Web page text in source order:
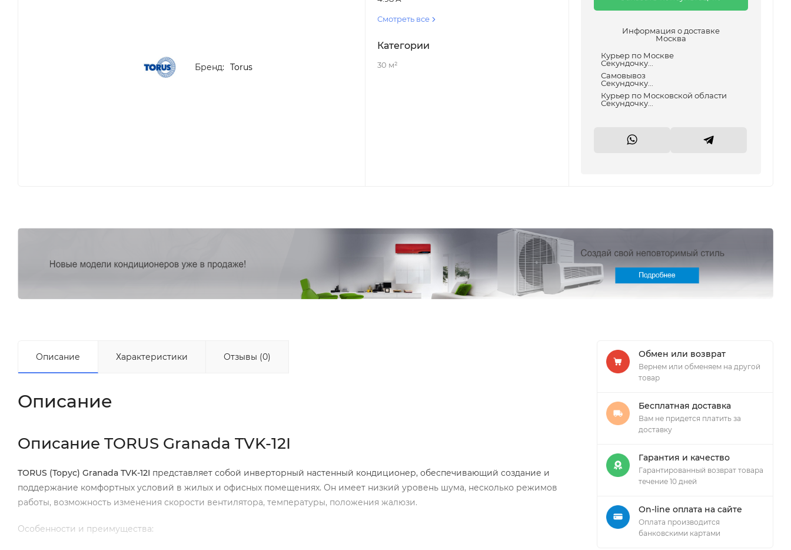
Бренд: Torus
Смотреть все
Категории
30 м²
Информация о доставке
Москва
Курьер по Москве
Секундочку...
Самовывоз
Секундочку...
Курьер по Московской области
Секундочку...
Описание Характеристики Отзывы (0)
Описание
Описание TORUS Granada TVK-12I
TORUS (Торус) Granada TVK-12I представляет собой инверторный настенный кондиционер, обеспечивающий создание и
поддержание комфортных условий в жилых и офисных помещениях. Он имеет низкий уровень шума, несколько режимов
работы, возможность изменения скорости вентилятора, температуры, положения жалюзи.
Особенности и преимущества:
Обмен или возврат
Вернем или обменяем на другой
товар
Бесплатная доставка
Вам не придется платить за
доставку
Гарантия и качество
Гарантированный возврат товара
течение 10 дней
On-line оплата на сайте
Оплата производится
банковскими картами